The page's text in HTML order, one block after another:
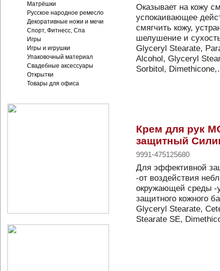
Матрёшки
Русское народное ремесло
Декоративные ножи и мечи
Спорт, Фитнесс, Спа
Игры
Игры и игрушки
Упаковочный материал
Свадебные аксессуары
Открытки
Товары для офиса
Оказывает на кожу
успокаивающее
смягчить кожу,
шелушение и
Glyceryl Stearate,
Alcohol, Glyceryl
Sorbitol,
Крем для рук
защитный
9991-475125680
Для эффективной
-от воздействия
окружающей среды -
защитного кожного
Glyceryl Stearate,
Stearate SE,